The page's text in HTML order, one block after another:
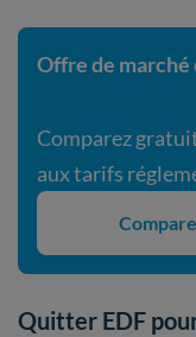
Offre de
Comparez
aux tarifs
Quitter EDF